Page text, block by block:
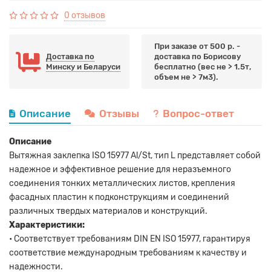
0 отзывов
Доставка по
Минску и Беларуси
При заказе от 500 р. -
доставка по Борисову
бесплатно (вес не > 1.5т,
объем не > 7м3).
Описание Отзывы Вопрос-ответ
Описание
Вытяжная заклепка ISO 15977 Al/St, тип L представляет собой
надежное и эффективное решение для неразъемного
соединения тонких металлических листов, крепления
фасадных пластин к подконструкциям и соединений
различных твердых материалов и конструкций.
Характеристики:
• Соответствует требованиям DIN EN ISO 15977, гарантируя
соответствие международным требованиям к качеству и
надежности.